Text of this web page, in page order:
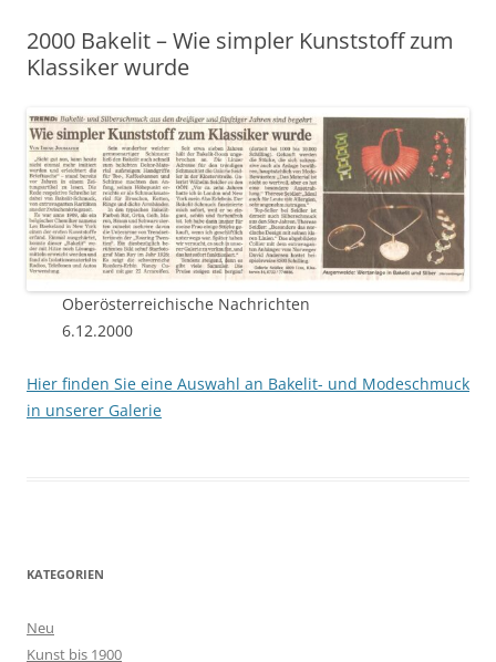
2000 Bakelit – Wie simpler Kunststoff zum
Klassiker wurde
Oberösterreichische Nachrichten
6.12.2000
Hier finden Sie eine Auswahl an Bakelit- und Modeschmuck
in unserer Galerie
KATEGORIEN
Neu
Kunst bis 1900